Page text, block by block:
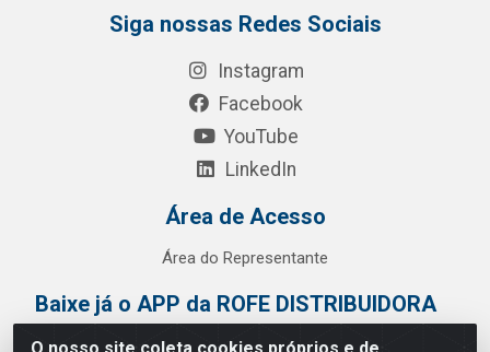
Siga nossas Redes Sociais
Instagram
Facebook
YouTube
LinkedIn
Área de Acesso
Área do Representante
Baixe já o APP da ROFE DISTRIBUIDORA